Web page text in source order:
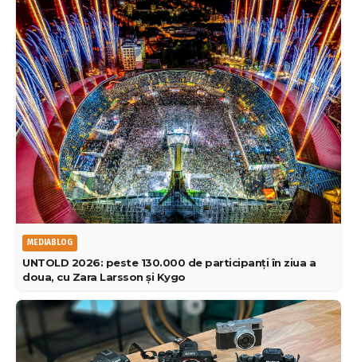
MEDIABLOG
UNTOLD 2026: peste 130.000 de participanți în ziua a
doua, cu Zara Larsson și Kygo